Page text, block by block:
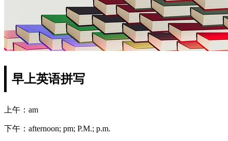
早上英语拼写
上午：am
下午：afternoon; pm; P.M.; p.m.